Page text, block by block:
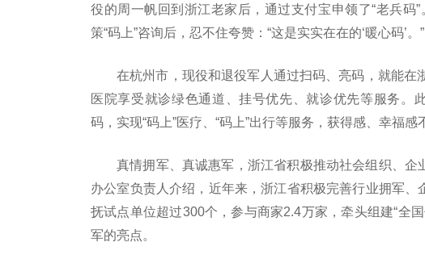
役的周一帆回到浙江老家后，通过支付宝申领了“老兵码
策“码上”咨询后，忍不住夸赞：“这是实实在在的‘暖心码’。”
在杭州市，现役和退役军人通过扫码、亮码，就能
医院享受就诊绿色通道、挂号优先、就诊优先等服务。
码，实现“码上”医疗、“码上”出行等服务，获得感、幸福感
真情拥军、真诚惠军，浙江省积极推动社会组织、
办公室负责人介绍，近年来，浙江省积极完善行业拥军
抚试点单位超过300个，参与商家2.4万家，牵头组建“全
军的亮点。